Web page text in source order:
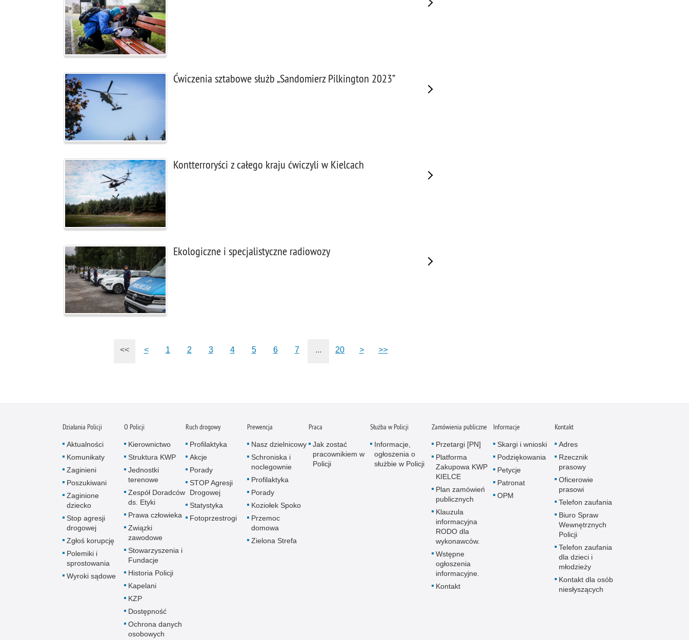
Ćwiczenia sztabowe służb „Sandomierz Pilkington 2023”
Kontterroryści z całego kraju ćwiczyli w Kielcach
Ekologiczne i specjalistyczne radiowozy
<< < 1 2 3 4 5 6 7 ... 20 > >>
Działania Policji
Aktualności
Komunikaty
Zaginieni
Poszukiwani
Zaginione
dziecko
Stop agresji
drogowej
Zgłoś korupcję
Polemiki i
sprostowania
Wyroki sądowe
O Policji
Kierownictwo
Struktura KWP
Jednostki
terenowe
Zespół Doradców
ds. Etyki
Prawa człowieka
Związki
zawodowe
Stowarzyszenia i
Fundacje
Historia Policji
Kapelani
KZP
Dostępność
Ochrona danych
osobowych
Ruch drogowy
Profilaktyka
Akcje
Porady
STOP Agresji
Drogowej
Statystyka
Fotoprzestrogi
Prewencja
Nasz dzielnicowy
Schroniska i
noclegownie
Profilaktyka
Porady
Koziołek Spoko
Przemoc
domowa
Zielona Strefa
Praca
Jak zostać
pracownikiem w
Policji
Służba w Policji
Informacje,
ogłoszenia o
służbie w Policji
Zamówienia publiczne
Przetargi [PN]
Platforma
Zakupowa KWP
KIELCE
Plan zamówień
publicznych
Klauzula
informacyjna
RODO dla
wykonawców.
Wstępne
ogłoszenia
informacyjne.
Kontakt
Informacje
Skargi i wnioski
Podziękowania
Petycje
Patronat
OPM
Kontakt
Adres
Rzecznik
prasowy
Oficerowie
prasowi
Telefon zaufania
Biuro Spraw
Wewnętrznych
Policji
Telefon zaufania
dla dzieci i
młodzieży
Kontakt dla osób
niesłyszących